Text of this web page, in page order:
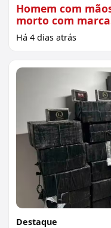
Homem com
morto com
Há 4 dias atrás
Destaque